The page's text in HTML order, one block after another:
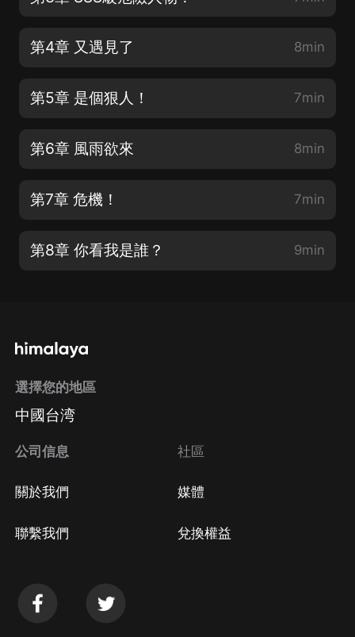
第4章 又遇見了 8min
第5章 是個狠人！ 7min
第6章 風雨欲來 8min
第7章 危機！ 7min
第8章 你看我是誰？ 9min
選擇您的地區
中國台湾
公司信息
關於我們
聯繫我們
社區
媒體
兌換權益